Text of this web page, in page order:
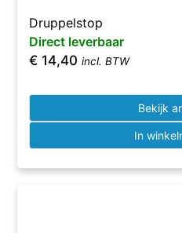
Druppelstop
Direct leverbaar
€ 14,40 incl. BTW
Bekijk
In